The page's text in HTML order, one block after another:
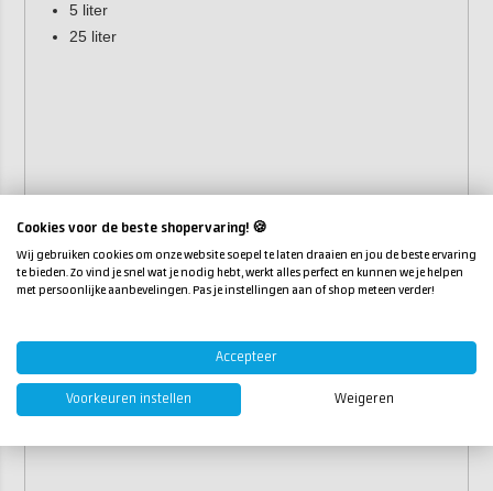
5 liter
25 liter
Cookies voor de beste shopervaring! 🍪
Wij gebruiken cookies om onze website soepel te laten draaien en jou de beste ervaring
te bieden. Zo vind je snel wat je nodig hebt, werkt alles perfect en kunnen we je helpen
met persoonlijke aanbevelingen. Pas je instellingen aan of shop meteen verder!
Accepteer
Voorkeuren instellen Weigeren